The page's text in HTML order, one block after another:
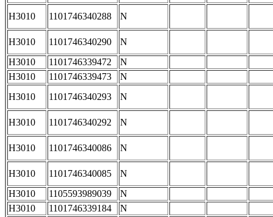
H3010 1101746340288 N
H3010 1101746340290
N
H3010
1101746339472
N
H3010
1101746339473
N
H3010
1101746340293 N
H3010 1101746340292 N
H3010 1101746340086 N
H3010 1101746340085
N
H3010
1105593989039
N
H3010
1101746339184
N